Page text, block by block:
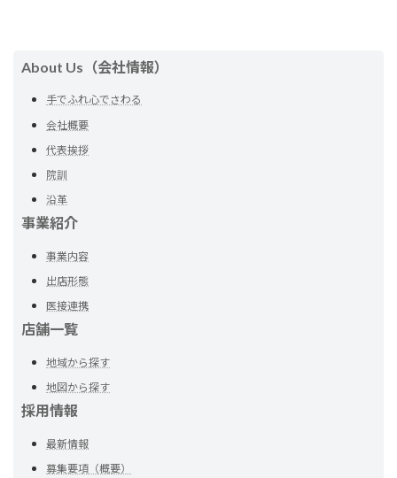
About Us（会社情報）
手でふれ心でさわる
会社概要
代表挨拶
院訓
沿革
事業紹介
事業内容
出店形態
医接連携
店舗一覧
地域から探す
地図から探す
採用情報
最新情報
募集要項（概要）